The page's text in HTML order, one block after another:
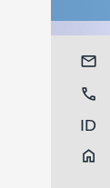
Mail
call
ID
Home